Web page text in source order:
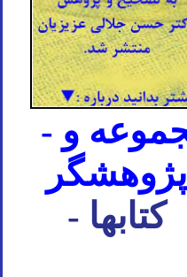
- مجموعه و
پژوهشگر
- کتابها